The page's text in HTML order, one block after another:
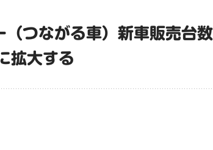
（つながる車）新車販売台
拡大する